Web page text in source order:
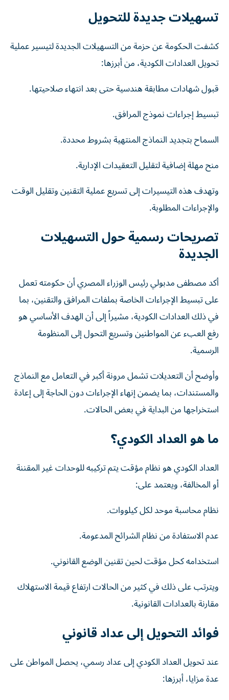
تسهيلات جديدة للتحويل
كشفت الحكومة عن حزمة من التسهيلات الجديدة لتيسير عملية
تحويل العدادات الكودية، من أبرزها:
قبول شهادات مطابقة هندسية حتى بعد انتهاء صلاحيتها.
تبسيط إجراءات نموذج المرافق.
السماح بتجديد النماذج المنتهية بشروط محددة.
منح مهلة إضافية لتقليل التعقيدات الإدارية.
وتهدف هذه التيسيرات إلى تسريع عملية التقنين وتقليل الوقت
والإجراءات المطلوبة.
تصريحات رسمية حول التسهيلات
الجديدة
أكد مصطفى مدبولي رئيس الوزراء المصري أن حكومته تعمل
على تبسيط الإجراءات الخاصة بملفات المرافق والتقنين، بما
في ذلك العدادات الكودية، مشيراً إلى أن الهدف الأساسي هو
رفع العبء عن المواطنين وتسريع التحول إلى المنظومة
الرسمية.
وأوضح أن التعديلات تشمل مرونة أكبر في التعامل مع النماذج
والمستندات، بما يضمن إنهاء الإجراءات دون الحاجة إلى إعادة
استخراجها من البداية في بعض الحالات.
ما هو العداد الكودي؟
العداد الكودي هو نظام مؤقت يتم تركيبه للوحدات غير المقننة
أو المخالفة، ويعتمد على:
نظام محاسبة موحد لكل كيلووات.
عدم الاستفادة من نظام الشرائح المدعومة.
استخدامه كحل مؤقت لحين تقنين الوضع القانوني.
ويترتب على ذلك في كثير من الحالات ارتفاع قيمة الاستهلاك
مقارنة بالعدادات القانونية.
فوائد التحويل إلى عداد قانوني
عند تحويل العداد الكودي إلى عداد رسمي، يحصل المواطن على
عدة مزايا، أبرزها: